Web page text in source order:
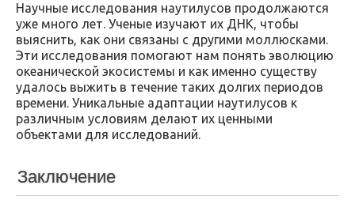
Научные исследования наутилусов продолжаются
уже много лет. Ученые изучают их ДНК, чтобы
выяснить, как они связаны с другими моллюсками.
Эти исследования помогают нам понять эволюцию
океанической экосистемы и как именно существу
удалось выжить в течение таких долгих периодов
времени. Уникальные адаптации наутилусов к
различным условиям делают их ценными
объектами для исследований.
Заключение